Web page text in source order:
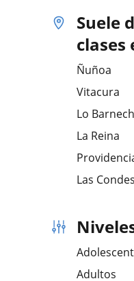
Suele
clases
Ñuñoa
Vitacura
Lo
La Reina
Las Condes
Adultos